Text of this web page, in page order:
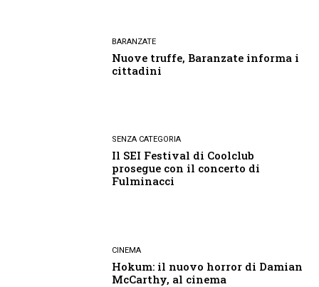
BARANZATE
Nuove truffe, Baranzate informa i
cittadini
SENZA CATEGORIA
Il SEI Festival di Coolclub
prosegue con il concerto di
Fulminacci
CINEMA
Hokum: il nuovo horror di Damian
McCarthy, al cinema